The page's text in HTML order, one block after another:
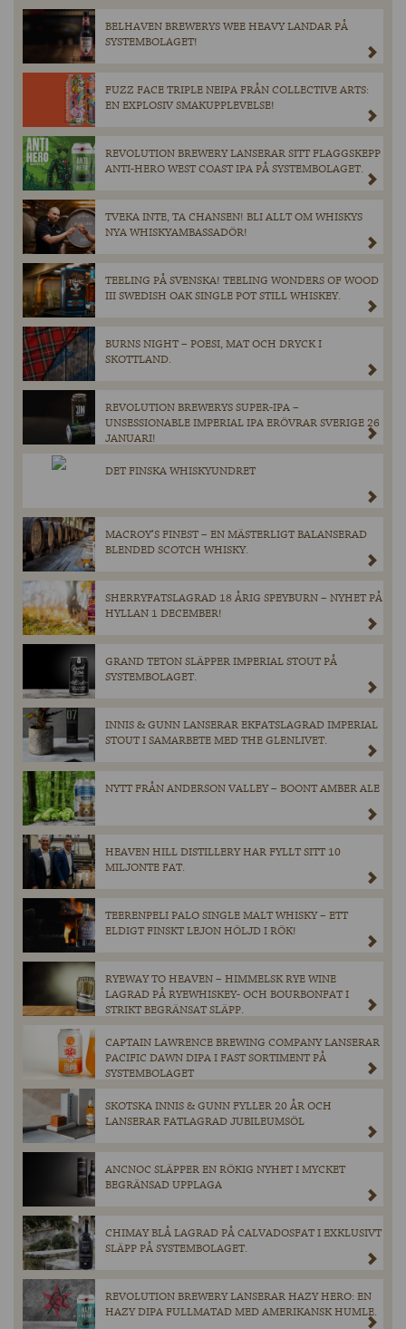
BELHAVEN BREWERYS WEE HEAVY LANDAR PÅ
SYSTEMBOLAGET!
FUZZ FACE TRIPLE NEIPA FRÅN COLLECTIVE ARTS:
EN EXPLOSIV SMAKUPPLEVELSE!
REVOLUTION BREWERY LANSERAR SITT FLAGGSKEPP
ANTI-HERO WEST COAST IPA PÅ SYSTEMBOLAGET.
TVEKA INTE, TA CHANSEN! BLI ALLT OM WHISKYS
NYA WHISKYAMBASSADÖR!
TEELING PÅ SVENSKA! TEELING WONDERS OF WOOD
III SWEDISH OAK SINGLE POT STILL WHISKEY.
BURNS NIGHT – POESI, MAT OCH DRYCK I
SKOTTLAND.
REVOLUTION BREWERYS SUPER-IPA –
UNSESSIONABLE IMPERIAL IPA ERÖVRAR SVERIGE 26
JANUARI!
DET FINSKA WHISKYUNDRET
MACROY’S FINEST – EN MÄSTERLIGT BALANSERAD
BLENDED SCOTCH WHISKY.
SHERRYFATSLAGRAD 18 ÅRIG SPEYBURN – NYHET PÅ
HYLLAN 1 DECEMBER!
GRAND TETON SLÄPPER IMPERIAL STOUT PÅ
SYSTEMBOLAGET.
INNIS & GUNN LANSERAR EKFATSLAGRAD IMPERIAL
STOUT I SAMARBETE MED THE GLENLIVET.
NYTT FRÅN ANDERSON VALLEY – BOONT AMBER ALE
HEAVEN HILL DISTILLERY HAR FYLLT SITT 10
MILJONTE FAT.
TEERENPELI PALO SINGLE MALT WHISKY – ETT
ELDIGT FINSKT LEJON HÖLJD I RÖK!
RYEWAY TO HEAVEN – HIMMELSK RYE WINE
LAGRAD PÅ RYEWHISKEY- OCH BOURBONFAT I
STRIKT BEGRÄNSAT SLÄPP.
CAPTAIN LAWRENCE BREWING COMPANY LANSERAR
PACIFIC DAWN DIPA I FAST SORTIMENT PÅ
SYSTEMBOLAGET
SKOTSKA INNIS & GUNN FYLLER 20 ÅR OCH
LANSERAR FATLAGRAD JUBILEUMSÖL
ANCNOC SLÄPPER EN RÖKIG NYHET I MYCKET
BEGRÄNSAD UPPLAGA
CHIMAY BLÅ LAGRAD PÅ CALVADOSFAT I EXKLUSIVT
SLÄPP PÅ SYSTEMBOLAGET.
REVOLUTION BREWERY LANSERAR HAZY HERO: EN
HAZY DIPA FULLMATAD MED AMERIKANSK HUMLE.